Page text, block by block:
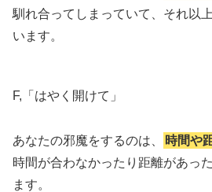
馴れ合ってしまっていて、それ以
います。
F,「はやく開けて」
あなたの邪魔をするのは、 時間や
時間が合わなかったり距離があっ
ます。